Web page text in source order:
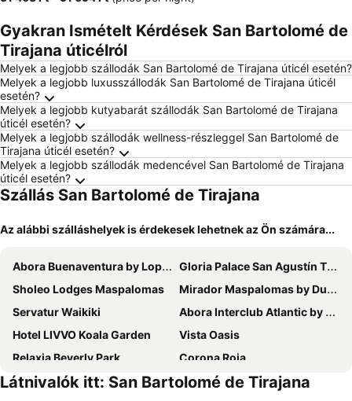
Gyakran Ismételt Kérdések San Bartolomé de
Tirajana úticélról
Melyek a legjobb szállodák San Bartolomé de Tirajana úticél esetén?
Melyek a legjobb luxusszállodák San Bartolomé de Tirajana úticél
esetén?
Melyek a legjobb kutyabarát szállodák San Bartolomé de Tirajana
úticél esetén?
Melyek a legjobb szállodák wellness-részleggel San Bartolomé de
Tirajana úticél esetén?
Melyek a legjobb szállodák medencével San Bartolomé de Tirajana
úticél esetén?
Szállás San Bartolomé de Tirajana
Az alábbi szálláshelyek is érdekesek lehetnek az Ön számára...
Abora Buenaventura by Lopesan Hotels
Gloria Palace San Agustín Thalasso & Hotel
Sholeo Lodges Maspalomas
Mirador Maspalomas by Dunas
Servatur Waikiki
Abora Interclub Atlantic by Lopesan Hotels
Hotel LIVVO Koala Garden
Vista Oasis
Relaxia Beverly Park
Corona Roja
Akeah Broncemar
Barceló Margaritas
Látnivalók itt: San Bartolomé de Tirajana